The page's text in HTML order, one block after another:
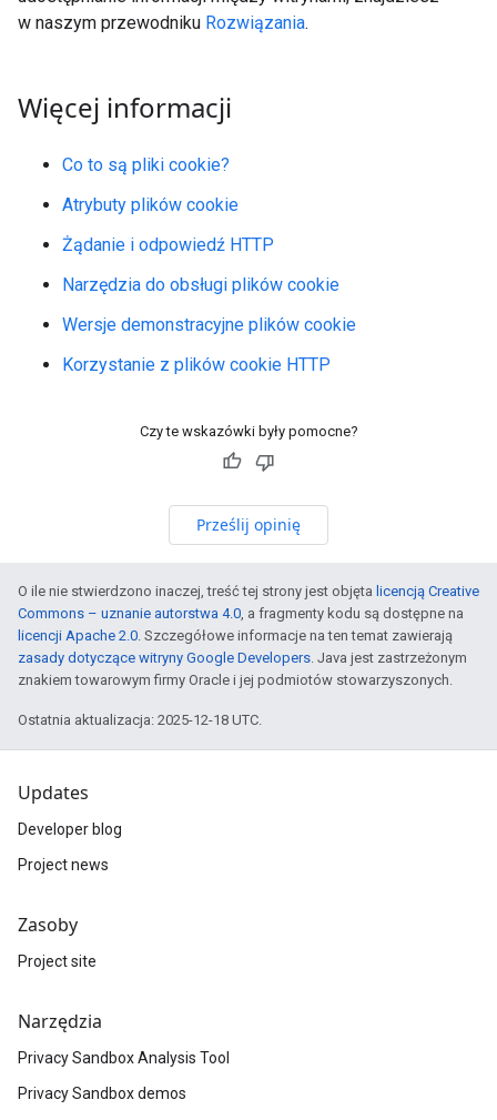
w naszym przewodniku Rozwiązania.
Więcej informacji
Co to są pliki cookie?
Atrybuty plików cookie
Żądanie i odpowiedź HTTP
Narzędzia do obsługi plików cookie
Wersje demonstracyjne plików cookie
Korzystanie z plików cookie HTTP
Czy te wskazówki były pomocne?
Prześlij opinię
O ile nie stwierdzono inaczej, treść tej strony jest objęta licencją Creative
Commons – uznanie autorstwa 4.0, a fragmenty kodu są dostępne na
licencji Apache 2.0. Szczegółowe informacje na ten temat zawierają
zasady dotyczące witryny Google Developers. Java jest zastrzeżonym
znakiem towarowym firmy Oracle i jej podmiotów stowarzyszonych.
Ostatnia aktualizacja: 2025-12-18 UTC.
Updates
Developer blog
Project news
Zasoby
Project site
Narzędzia
Privacy Sandbox Analysis Tool
Privacy Sandbox demos